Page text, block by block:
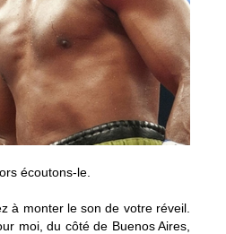
écoutons-le.
à monter le son de votre réveil.
moi, du côté de Buenos Aires,